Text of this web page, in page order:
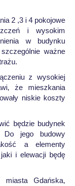
2 ,3 i 4 pokojowe
i wysokim
w budynku
ważne
z wysokiej
że mieszkania
niskie koszty
będzie budynek
Do jego budowy
a elementy
i elewacji będę
miasta Gdańska,